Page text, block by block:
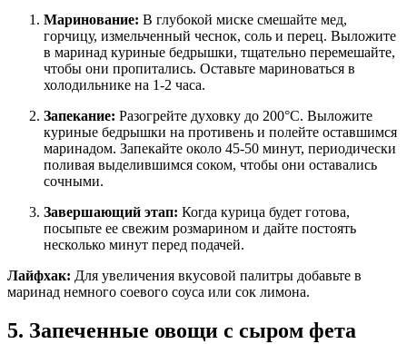
Маринование: В глубокой миске смешайте мед,
горчицу, измельченный чеснок, соль и перец. Выложите
в маринад куриные бедрышки, тщательно перемешайте,
чтобы они пропитались. Оставьте мариноваться в
холодильнике на 1-2 часа.
Запекание: Разогрейте духовку до 200°C. Выложите
куриные бедрышки на противень и полейте оставшимся
маринадом. Запекайте около 45-50 минут, периодически
поливая выделившимся соком, чтобы они оставались
сочными.
Завершающий этап: Когда курица будет готова,
посыпьте ее свежим розмарином и дайте постоять
несколько минут перед подачей.
Лайфхак: Для увеличения вкусовой палитры добавьте в
маринад немного соевого соуса или сок лимона.
5. Запеченные овощи с сыром фета